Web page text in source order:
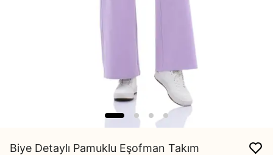
Biye Detaylı Pamuklu Eşofman Takım